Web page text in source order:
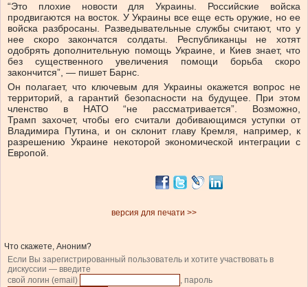
“Это плохие новости для Украины. Российские войска
продвигаются на восток. У Украины все еще есть оружие, но ее
войска разбросаны. Разведывательные службы считают, что у
нее скоро закончатся солдаты. Республиканцы не хотят
одобрять дополнительную помощь Украине, и Киев знает, что
без существенного увеличения помощи борьба скоро
закончится”, — пишет Барнс.
Он полагает, что ключевым для Украины окажется вопрос не
территорий, а гарантий безопасности на будущее. При этом
членство в НАТО “не рассматривается”. Возможно,
Трамп захочет, чтобы его считали добивающимся уступки от
Владимира Путина, и он склонит главу Кремля, например, к
разрешению Украине некоторой экономической интеграции с
Европой.
версия для печати >>
Что скажете, Аноним?
Если Вы зарегистрированный пользователь и хотите участвовать в
дискуссии — введите
свой логин (email)
, пароль